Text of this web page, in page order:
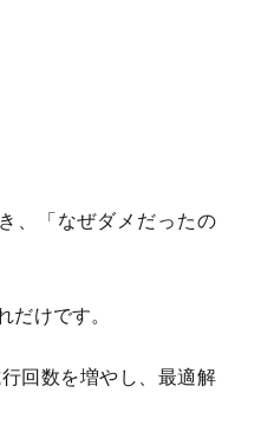
、「なぜダメだったの
だけです。
回数を増やし、最適解